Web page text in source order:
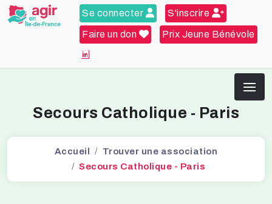
Se connecter S'inscrire
Faire un don Prix Jeune Bénévole
Secours Catholique - Paris
Accueil
Trouver une association
Secours Catholique - Paris